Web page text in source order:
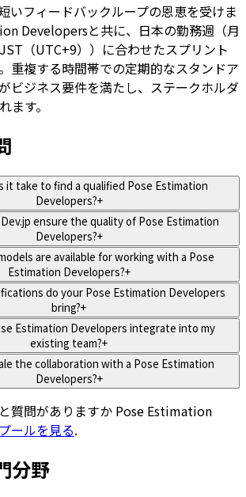
いフィードバックループの恩恵を受けま
Developersと共に、日本の勤務週（月
（UTC+9））に合わせたスプリント
重複する時間帯での定期的なスタンドア
ビジネス要件を満たし、ステークホルダ
ます。
it take to find a qualified Pose Estimation
Developers?+
ensure the quality of Pose Estimation
Developers?+
are available for working with a Pose
Estimation Developers?+
do your Pose Estimation Developers
bring?+
Estimation Developers integrate into my
existing team?+
the collaboration with a Pose Estimation
Developers?+
質問がありますか Pose Estimation
ールを見る.
分野